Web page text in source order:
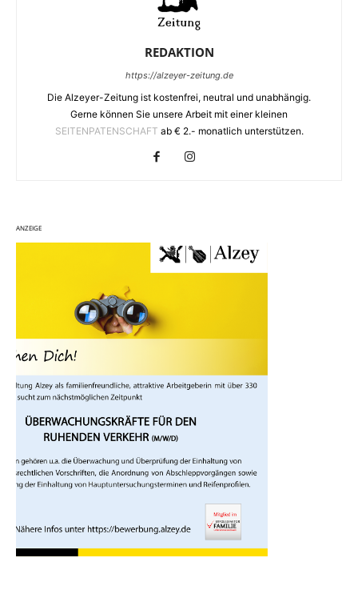
REDAKTION
https://alzeyer-zeitung.de
Die Alzeyer-Zeitung ist kostenfrei, neutral und unabhängig.
Gerne können Sie unsere Arbeit mit einer kleinen
SEITENPATENSCHAFT ab € 2.- monatlich unterstützen.
ANZEIGE